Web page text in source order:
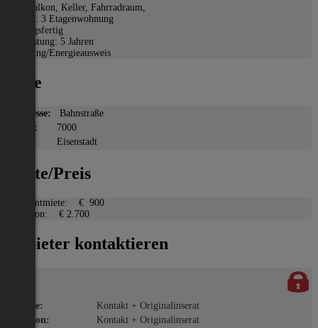
Balkon, Keller, Fahrradraum,
Etage: 3 Etagenwohnung
Bezugsfertig
Befristung: 5 Jahren
Heizung/Energieausweis
Lage
Adresse:
Bahnstraße
PLZ:
7000
Eisenstadt
Miete/Preis
Gesamtmiete:
€ 900
Kaution:
€ 2.700
Anbieter kontaktieren
Name:
Kontakt + Originalinserat
Telefon:
Kontakt + Originalinserat